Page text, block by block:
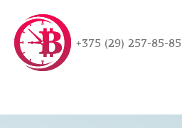
+375 (29) 257-85-85